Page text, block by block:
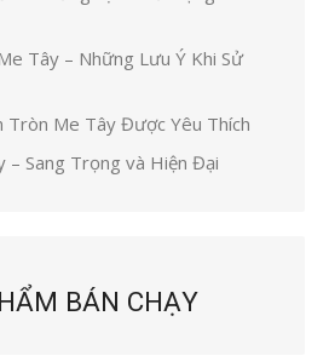
Tây – Những Lưu Ý Khi Sử
Tròn Me Tây Được Yêu Thích
– Sang Trọng và Hiện Đại
BÁN CHẠY